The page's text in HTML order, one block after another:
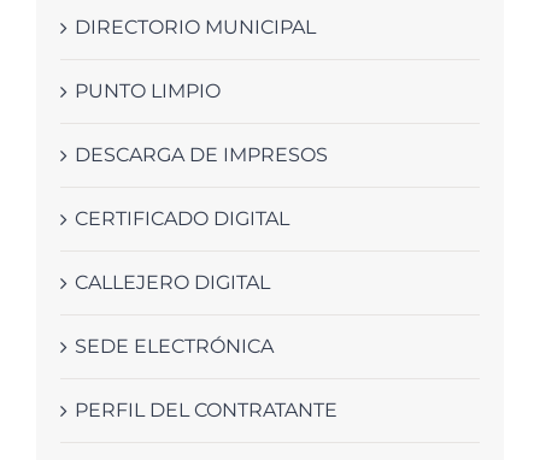
DIRECTORIO MUNICIPAL
PUNTO LIMPIO
DESCARGA DE IMPRESOS
CERTIFICADO DIGITAL
CALLEJERO DIGITAL
SEDE ELECTRÓNICA
PERFIL DEL CONTRATANTE